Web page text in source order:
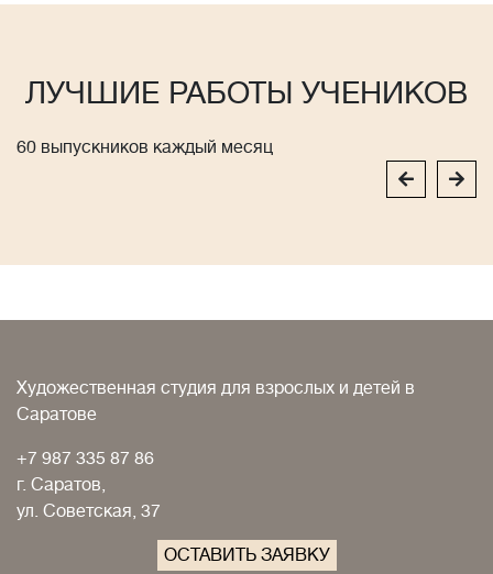
ЛУЧШИЕ РАБОТЫ УЧЕНИКОВ
60 выпускников каждый месяц
Художественная студия для взрослых и детей в
Саратове
+7 987 335 87 86
г. Саратов,
ул. Советская, 37
ОСТАВИТЬ ЗАЯВКУ